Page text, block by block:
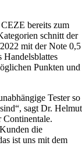
bereits zum
schnitt der
mit der Note 0,5
Handelsblattes
Punkten und
Tester so
sagt Dr. Helmut
Continentale.
die
ist uns mit dem